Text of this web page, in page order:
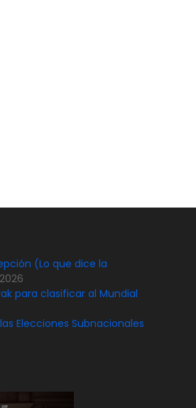
(Lo que dice la
para clasificar al Mundial
Elecciones Subnacionales